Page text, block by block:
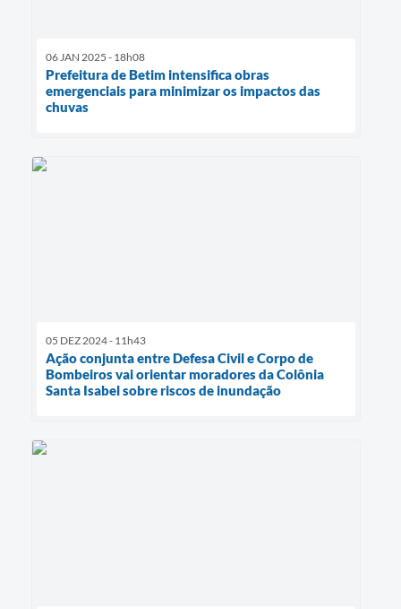
06 JAN 2025 - 18h08
Prefeitura de Betim intensifica obras
emergenciais para minimizar os impactos das
chuvas
05 DEZ 2024 - 11h43
Ação conjunta entre Defesa Civil e Corpo de
Bombeiros vai orientar moradores da Colônia
Santa Isabel sobre riscos de inundação